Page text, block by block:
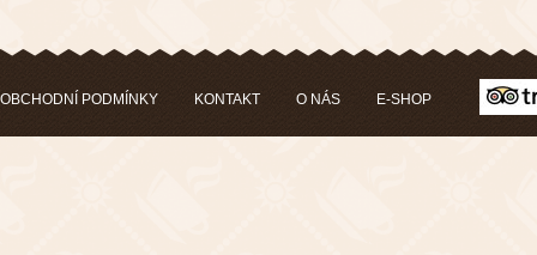
OBCHODNÍ PODMÍNKY KONTAKT O NÁS E-SHOP